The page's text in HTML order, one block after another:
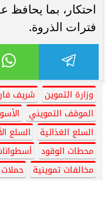
احتكار، بما
فترات الذروة.
وزارة التموين شريف
الموقف التمويني
السلع الغذائية
السلع
محطات الوقود
مخالفات تموينية
حملات